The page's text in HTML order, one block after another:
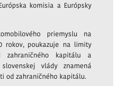
komisia a Európsky
priemyslu na
rokov, poukazuje na limity
kapitálu a
vlády znamená
od zahraničného kapitálu.